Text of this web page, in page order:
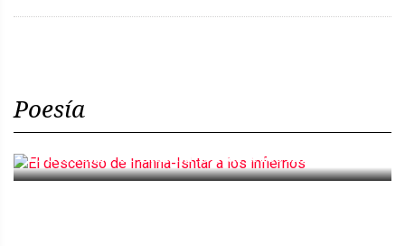
Poesía
El descenso de Inanna-Ishtar a los infiernos